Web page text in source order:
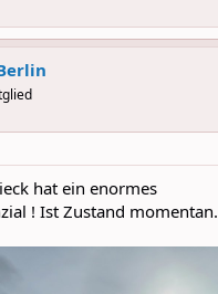
hat ein enormes
! Ist Zustand momentan.